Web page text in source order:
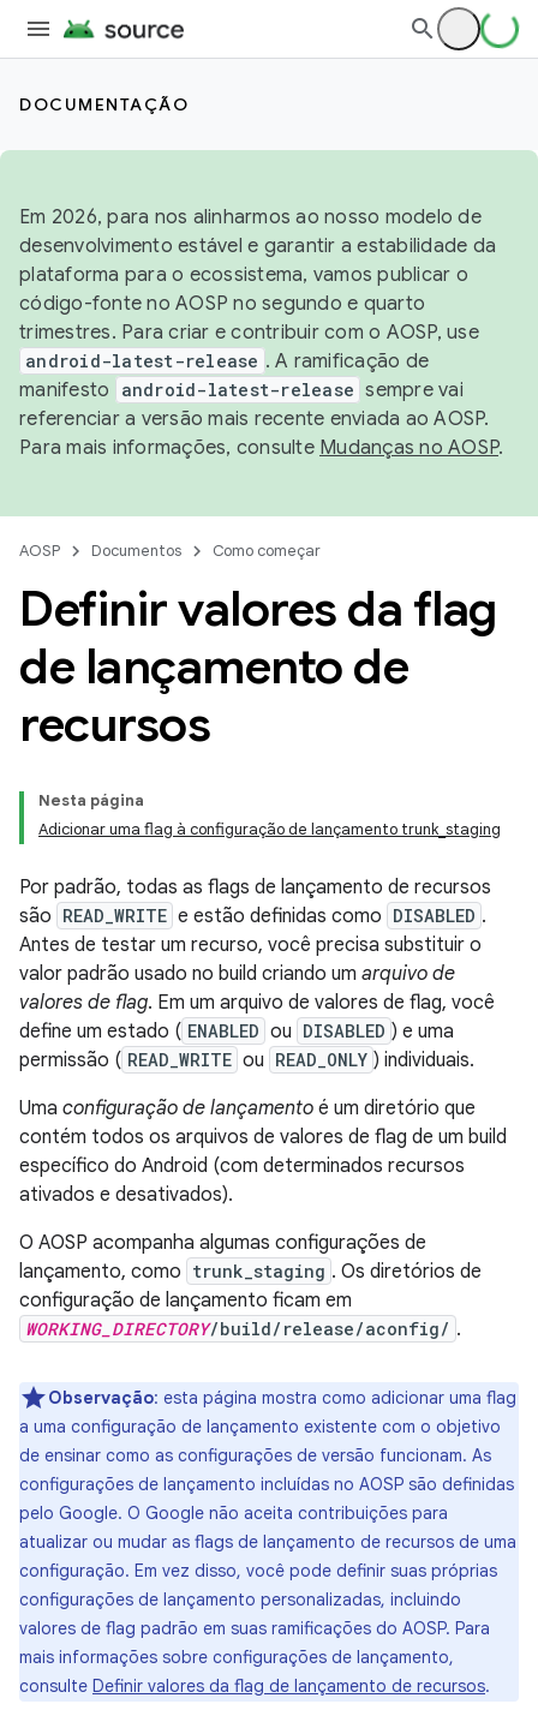
DOCUMENTAÇÃO
Em 2026, para nos alinharmos ao nosso modelo de
desenvolvimento estável e garantir a estabilidade da
plataforma para o ecossistema, vamos publicar o
código-fonte no AOSP no segundo e quarto
trimestres. Para criar e contribuir com o AOSP, use
android-latest-release . A ramificação de
manifesto
android-latest-release sempre vai
referenciar a versão mais recente enviada ao AOSP.
Para mais informações, consulte Mudanças no AOSP.
AOSP Documentos Como começar
Definir valores da flag
de lançamento de
recursos
Nesta página
Adicionar uma flag à configuração de lançamento trunk_staging
Por padrão, todas as flags de lançamento de recursos
são READ_WRITE e estão definidas como DISABLED .
Antes de testar um recurso, você precisa substituir o
valor padrão usado no build criando um arquivo de
valores de flag. Em um arquivo de valores de flag, você
define um estado ( ENABLED ou DISABLED ) e uma
permissão ( READ_WRITE ou READ_ONLY ) individuais.
Uma configuração de lançamento é um diretório que
contém todos os arquivos de valores de flag de um build
específico do Android (com determinados recursos
ativados e desativados).
O AOSP acompanha algumas configurações de
lançamento, como trunk_staging . Os diretórios de
configuração de lançamento ficam em
WORKING_DIRECTORY/build/release/aconfig/ .
Observação: esta página mostra como adicionar uma flag
a uma configuração de lançamento existente com o objetivo
de ensinar como as configurações de versão funcionam. As
configurações de lançamento incluídas no AOSP são definidas
pelo Google. O Google não aceita contribuições para
atualizar ou mudar as flags de lançamento de recursos de uma
configuração. Em vez disso, você pode definir suas próprias
configurações de lançamento personalizadas, incluindo
valores de flag padrão em suas ramificações do AOSP. Para
mais informações sobre configurações de lançamento,
consulte Definir valores da flag de lançamento de recursos.